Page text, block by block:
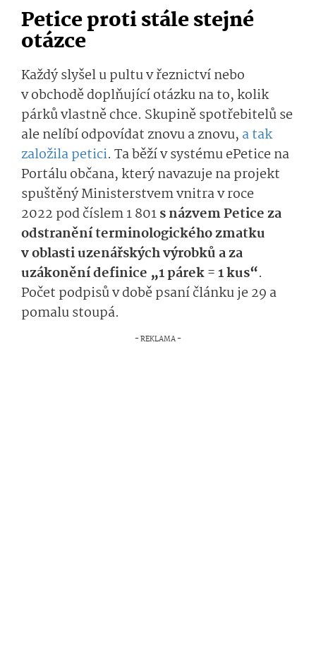
Petice proti stále stejné
otázce
Každý slyšel u pultu v řeznictví nebo
v obchodě doplňující otázku na to, kolik
párků vlastně chce. Skupině spotřebitelů se
ale nelíbí odpovídat znovu a znovu, a tak
založila petici. Ta běží v systému ePetice na
Portálu občana, který navazuje na projekt
spuštěný Ministerstvem vnitra v roce
2022 pod číslem 1 801s názvem Petice za
odstranění terminologického zmatku
v oblasti uzenářských výrobků a za
uzákonění definice „1 párek = 1 kus“.
Počet podpisů v době psaní článku je 29 a
pomalu stoupá.